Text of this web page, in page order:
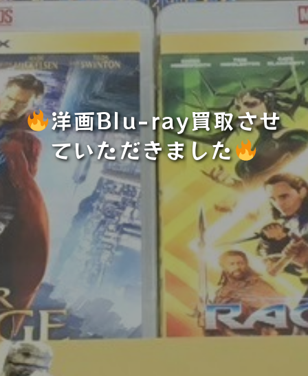
洋画Blu-ray買取させ
ていただきました